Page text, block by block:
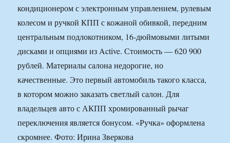
кондиционером с электронным управлением, рулевым
колесом и ручкой КПП с кожаной обивкой, передним
центральным подлокотником, 16-дюймовыми литыми
дисками и опциями из Active. Стоимость — 620 900
рублей. Материалы салона недорогие, но
качественные. Это первый автомобиль такого класса,
в котором можно заказать светлый салон. Для
владельцев авто с АКПП хромированный рычаг
переключения является бонусом. «Ручка» оформлена
скромнее. Фото: Ирина Зверкова